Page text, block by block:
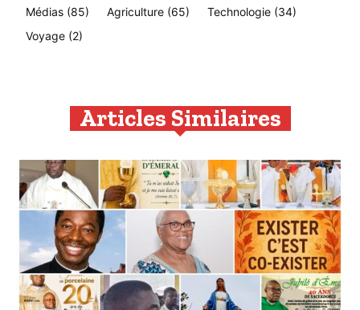
Médias (85) Agriculture (65) Technologie (34)
Voyage (2)
Articles Similaires